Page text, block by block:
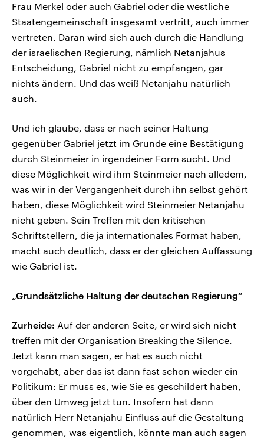
Frau Merkel oder auch Gabriel oder die westliche
Staatengemeinschaft insgesamt vertritt, auch immer
vertreten. Daran wird sich auch durch die Handlung
der israelischen Regierung, nämlich Netanjahus
Entscheidung, Gabriel nicht zu empfangen, gar
nichts ändern. Und das weiß Netanjahu natürlich
auch.
Und ich glaube, dass er nach seiner Haltung
gegenüber Gabriel jetzt im Grunde eine Bestätigung
durch Steinmeier in irgendeiner Form sucht. Und
diese Möglichkeit wird ihm Steinmeier nach alledem,
was wir in der Vergangenheit durch ihn selbst gehört
haben, diese Möglichkeit wird Steinmeier Netanjahu
nicht geben. Sein Treffen mit den kritischen
Schriftstellern, die ja internationales Format haben,
macht auch deutlich, dass er der gleichen Auffassung
wie Gabriel ist.
„Grundsätzliche Haltung der deutschen Regierung“
Zurheide: Auf der anderen Seite, er wird sich nicht
treffen mit der Organisation Breaking the Silence.
Jetzt kann man sagen, er hat es auch nicht
vorgehabt, aber das ist dann fast schon wieder ein
Politikum: Er muss es, wie Sie es geschildert haben,
über den Umweg jetzt tun. Insofern hat dann
natürlich Herr Netanjahu Einfluss auf die Gestaltung
genommen, was eigentlich, könnte man auch sagen